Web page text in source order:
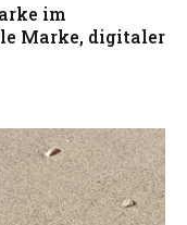
im
Marke, digitaler